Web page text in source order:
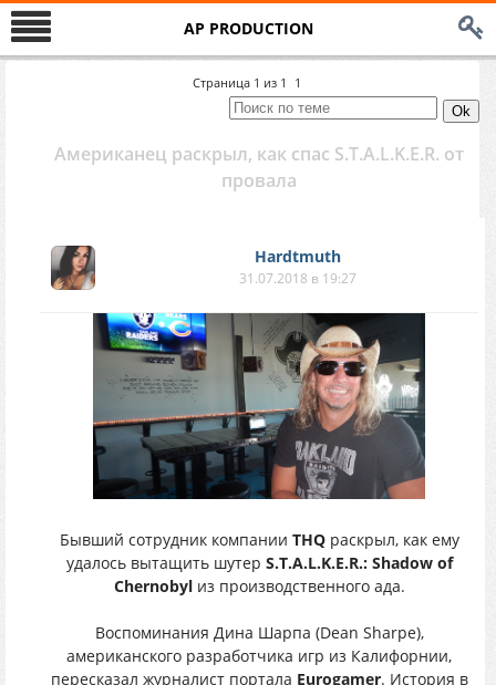
AP PRODUCTION
Страница 1 из 1 1
Американец раскрыл, как спас S.T.A.L.K.E.R. от
провала
Hardtmuth
31.07.2018 в 19:27
Бывший сотрудник компании THQраскрыл, как ему
удалось вытащить шутер S.T.A.L.K.E.R.: Shadow of
Chernobylиз производственного ада.
Воспоминания Дина Шарпа (Dean Sharpe),
американского разработчика игр из Калифорнии,
пересказал журналист портала Eurogamer. История в